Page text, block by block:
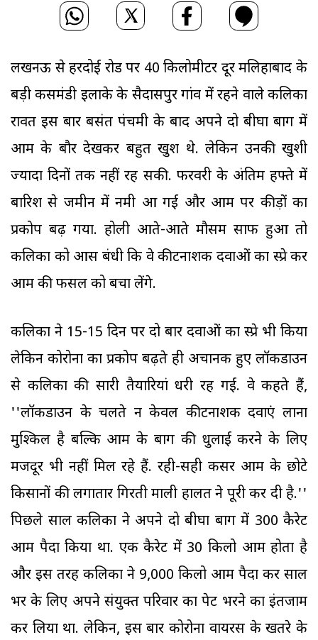
लखनऊ से हरदोई रोड पर 40 किलोमीटर दूर मलिहाबाद के
बड़ी कसमंडी इलाके के सैदासपुर गांव में रहने वाले कलिका
रावत इस बार बसंत पंचमी के बाद अपने दो बीघा बाग में
आम के बौर देखकर बहुत खुश थे. लेकिन उनकी खुशी
ज्यादा दिनों तक नहीं रह सकी. फरवरी के अंतिम हफ्ते में
बारिश से जमीन में नमी आ गई और आम पर कीड़ों का
प्रकोप बढ़ गया. होली आते-आते मौसम साफ हुआ तो
कलिका को आस बंधी कि वे कीटनाशक दवाओं का स्प्रे कर
आम की फसल को बचा लेंगे.
कलिका ने 15-15 दिन पर दो बार दवाओं का स्प्रे भी किया
लेकिन कोरोना का प्रकोप बढ़ते ही अचानक हुए लॉकडाउन
से कलिका की सारी तैयारियां धरी रह गईं. वे कहते हैं,
''लॉकडाउन के चलते न केवल कीटनाशक दवाएं लाना
मुश्किल है बल्कि आम के बाग की धुलाई करने के लिए
मजदूर भी नहीं मिल रहे हैं. रही-सही कसर आम के छोटे
किसानों की लगातार गिरती माली हालत ने पूरी कर दी है.''
पिछले साल कलिका ने अपने दो बीघा बाग में 300 कैरेट
आम पैदा किया था. एक कैरेट में 30 किलो आम होता है
और इस तरह कलिका ने 9,000 किलो आम पैदा कर साल
भर के लिए अपने संयुक्त परिवार का पेट भरने का इंतजाम
कर लिया था. लेकिन, इस बार कोरोना वायरस के खतरे के